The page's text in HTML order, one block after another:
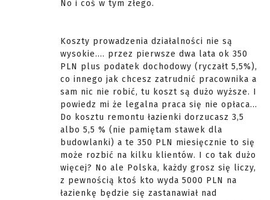
No i coś w tym złego.
Koszty prowadzenia działalności nie są
wysokie.... przez pierwsze dwa lata ok 350
PLN plus podatek dochodowy (ryczałt 5,5%),
co innego jak chcesz zatrudnić pracownika a
sam nic nie robić, tu koszt są dużo wyższe. I
powiedz mi że legalna praca się nie opłaca...
Do kosztu remontu łazienki dorzucasz 3,5
albo 5,5 % (nie pamiętam stawek dla
budowlanki) a te 350 PLN miesięcznie to się
może rozbić na kilku klientów. I co tak dużo
więcej? No ale Polska, każdy grosz się liczy,
z pewnością ktoś kto wyda 5000 PLN na
łazienkę będzie się zastanawiał nad